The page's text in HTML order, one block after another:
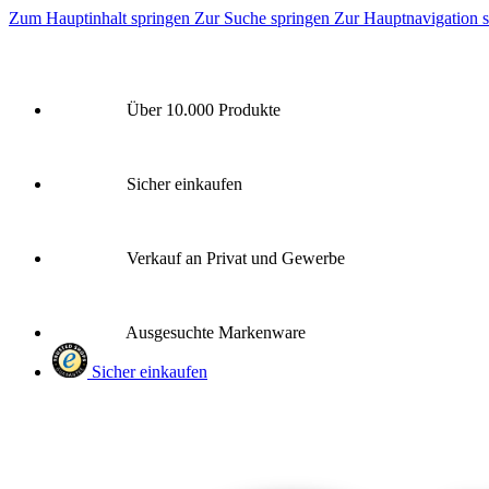
Zum Hauptinhalt springen Zur Suche springen Zur Hauptnavigation
Über 10.000 Produkte
Sicher einkaufen
Verkauf an Privat und Gewerbe
Ausgesuchte Markenware
Sicher einkaufen